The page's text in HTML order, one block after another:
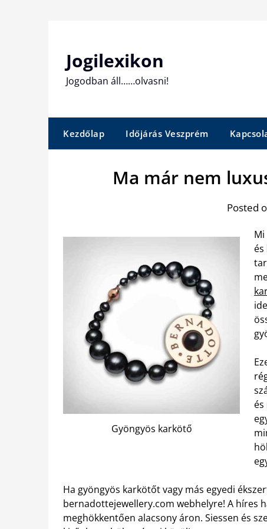
Jogilexikon
Jogodban áll……olvasni!
Kezdőlap Időjárás Veszprém
Ma már nem
Posted
Gyöngyös karkötő
Ha gyöngyös karkötőt vagy más egyedi
bernadottejewellery.com webhelyre! A híres
meghökkentően alacsony áron. Siessen és